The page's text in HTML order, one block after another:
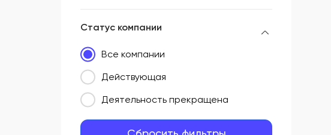
Статус компании
Все компании
Действующая
Деятельность прекращена